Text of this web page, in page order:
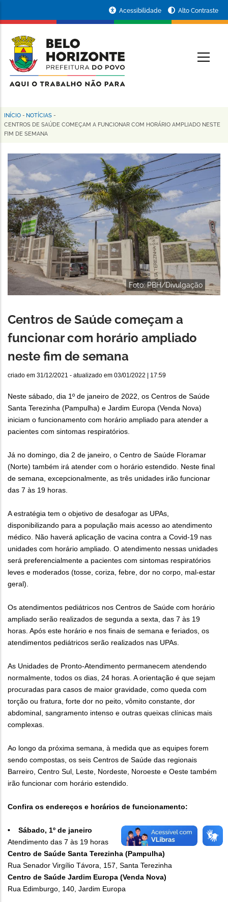
conteúdo
principal
da
Prefeitura
de
Horizonte
Acessibilidade Alto Contraste
Trilha
de
navegação
INÍCIO - NOTÍCIAS -
CENTROS DE SAÚDE COMEÇAM A FUNCIONAR COM HORÁRIO AMPLIADO NESTE
FIM DE SEMANA
Foto: PBH/Divulgação
Centros de Saúde começam a
funcionar com horário ampliado
neste fim de semana
criado em 31/12/2021 - atualizado em 03/01/2022 | 17:59
Neste sábado, dia 1º de janeiro de 2022, os Centros de Saúde
Santa Terezinha (Pampulha) e Jardim Europa (Venda Nova)
iniciam o funcionamento com horário ampliado para atender a
pacientes com sintomas respiratórios.
Já no domingo, dia 2 de janeiro, o Centro de Saúde Floramar
(Norte) também irá atender com o horário estendido. Neste final
de semana, excepcionalmente, as três unidades irão funcionar
das 7 às 19 horas.
A estratégia tem o objetivo de desafogar as UPAs,
disponibilizando para a população mais acesso ao atendimento
médico. Não haverá aplicação de vacina contra a Covid-19 nas
unidades com horário ampliado. O atendimento nessas unidades
será preferencialmente a pacientes com sintomas respiratórios
leves e moderados (tosse, coriza, febre, dor no corpo, mal-estar
geral).
Os atendimentos pediátricos nos Centros de Saúde com horário
ampliado serão realizados de segunda a sexta, das 7 às 19
horas. Após este horário e nos finais de semana e feriados, os
atendimentos pediátricos serão realizados nas UPAs.
As Unidades de Pronto-Atendimento permanecem atendendo
normalmente, todos os dias, 24 horas. A orientação é que sejam
procuradas para casos de maior gravidade, como queda com
torção ou fratura, forte dor no peito, vômito constante, dor
abdominal, sangramento intenso e outras queixas clínicas mais
complexas.
Ao longo da próxima semana, à medida que as equipes forem
sendo compostas, os seis Centros de Saúde das regionais
Barreiro, Centro Sul, Leste, Nordeste, Noroeste e Oeste também
irão funcionar com horário estendido.
Confira os endereços e horários de funcionamento:
• Sábado, 1º de janeiro
Atendimento das 7 às 19 horas
Centro de Saúde Santa Terezinha (Pampulha)
Rua Senador Virgílio Távora, 157, Santa Terezinha
Centro de Saúde Jardim Europa (Venda Nova)
Rua Edimburgo, 140, Jardim Europa